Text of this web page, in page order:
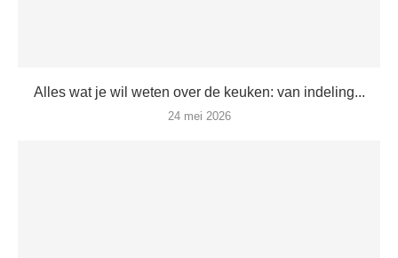
Alles wat je wil weten over de keuken: van indeling...
24 mei 2026